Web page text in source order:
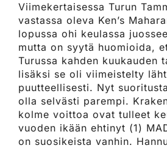
Viimekertaisessa Turun
vastassa oleva Ken’s
lopussa ohi keulassa
mutta on syytä huomioida,
Turussa kahden kuukauden
lisäksi se oli viimeistelty
puutteellisesti. Nyt
olla selvästi parempi.
kolme voittoa ovat tulleet
vuoden ikään ehtinyt (1)
on suosikeista vanhin.